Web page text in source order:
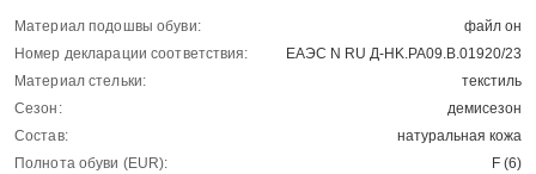
Материал подошвы обуви:
файл он
Номер декларации соответствия:
ЕАЭС N RU Д-HK.РА09.В.01920/23
Материал стельки:
текстиль
Сезон:
демисезон
Состав:
натуральная кожа
Полнота обуви (EUR):
F (6)